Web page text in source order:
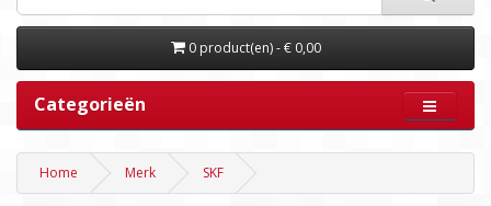
0 product(en) - € 0,00
Categorieën
Home Merk SKF